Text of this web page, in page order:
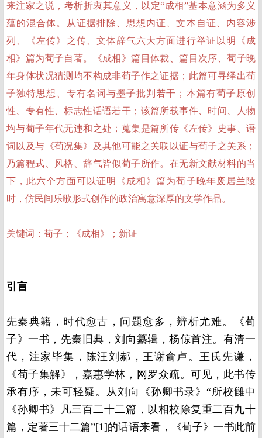
来注家之说，考析折衷其意义，以定“成相”基本意涵为多义
蕴的混合体。从证据排除、思想内证、文本自证、内容涉
列、《左传》之传、文体辞气六大方面进行举证以明《成
相》篇为荀子自著。《成相》篇目体裁、篇目次序、荀子晚
年身体状况猜测均不构成非荀子作之证据；此篇可寻绎出荀
子独特思想、专有名词与墨子批判若干；本篇有荀子原创
性、专有性、标志性话语若干；该篇所载事件、时间、人物
均与荀子年代无违和之处；蒐集是篇所传《左传》史事、语
词以及与《荀况集》及其他可能之关联以证与荀子之关系；
乃篇程式、风格、辞气皆似荀子所作。在无新文献材料的当
下，此六个方面可以证明《成相》篇为荀子晚年废居兰陵
时，仿民间乐歌形式创作的政治寓意深厚的文学作品。
关键词：荀子；《成相》；新证
引言
先秦典籍，时代愈古，问题愈多，辨析尤难。《荀
子》一书，先秦旧典，刘向纂辑，杨倞首注。有清一
代，注家毕集，陈汪刘郝，王谢俞卢。王氏先谦，
《荀子集解》，嘉惠学林，网罗众疏。可见，此书传
承有序，未可轻疑。从刘向《孙卿书录》“所校雠中
《孙卿书》凡三百二十二篇，以相校除复重二百九十
篇，定著三十二篇”[1]的话语来看，《荀子》一书此前